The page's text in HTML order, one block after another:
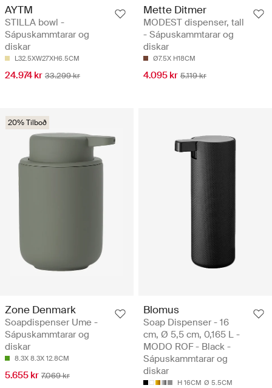
AYTM
STILLA bowl -
Sápuskammtarar og
diskar
L32.5XW27XH6.5CM
24.974 kr 33.299 kr
Mette Ditmer
MODEST dispenser, tall
- Sápuskammtarar og
diskar
Ø7.5X H18CM
4.095 kr 5.119 kr
20% Tilboð
Zone Denmark
Soapdispenser Ume -
Sápuskammtarar og
diskar
8.3X 8.3X 12.8CM
5.655 kr 7.069 kr
Blomus
Soap Dispenser - 16
cm, Ø 5,5 cm, 0,165 L -
MODO ROF - Black -
Sápuskammtarar og
diskar
H 16CM Ø 5.5CM